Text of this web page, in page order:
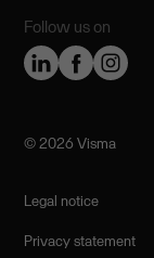
Follow us on
©️ 2026 Visma
Legal notice
Privacy statement